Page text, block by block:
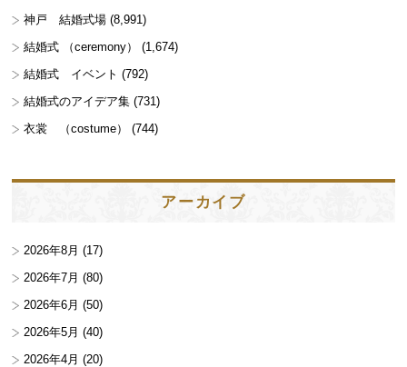
神戸 結婚式場 (8,991)
結婚式 （ceremony）
(1,674)
結婚式 イベント (792)
結婚式のアイデア集 (731)
衣裳 （costume）
(744)
アーカイブ
2026年8月 (17)
2026年7月 (80)
2026年6月 (50)
2026年5月 (40)
2026年4月 (20)